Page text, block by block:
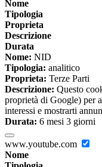
Nome
Tipologia
Proprieta
Descrizione
Durata
Nome: NID
Tipologia: analitico
Proprieta: Terze Parti
Descrizione: Questo
proprietà di Google) per
interessi e mostrarti
Durata: 6 mesi 3 giorni
www.youtube.com
Nome